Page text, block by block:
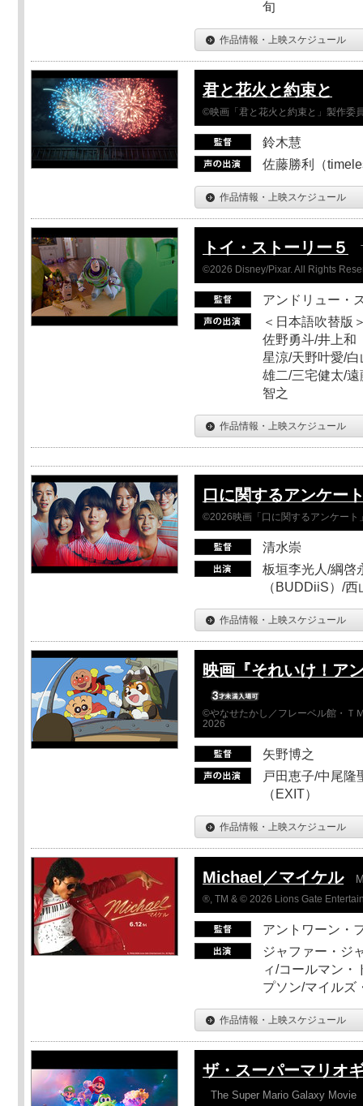
旬
作品情報・上映スケジュール
君と花火と約束と
©映画「君と花火と約束と」製作委
鈴木慧
佐藤勝利（
作品情報・上映スケジュール
トイ・ストーリー５
©2026 Disney/Pixar. All Rights
アンドリュー・
＜日本語吹替版
佐野勇斗/井上和
星涼/天野叶愛/
雄二/三宅健太/
智之
作品情報・上映スケジュール
口に関するアンケー
©2026映画「口に関するアンケート
清水崇
板垣李光人/綱啓
（BUDDiiS）/
作品情報・上映スケジュール
映画『それいけ！ア
©やなせたかし／フレーベル館・Ｔ
2026
矢野博之
戸田恵子/中尾隆
（EXIT）
作品情報・上映スケジュール
Michael／マイケル
®, TM & © 2026 Lions Gate
アントワーン・
ジャファー・ジ
ィ/コールマン・
プソン/マイルズ
作品情報・上映スケジュール
ザ・スーパーマリオ
The Super Mario Galaxy Movie